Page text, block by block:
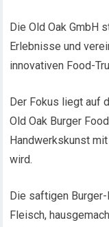
Die Old Oak GmbH
Erlebnisse und
innovativen Food-
Der Fokus liegt auf
Old Oak Burger
Handwerkskunst
wird.
Die saftigen
Fleisch,